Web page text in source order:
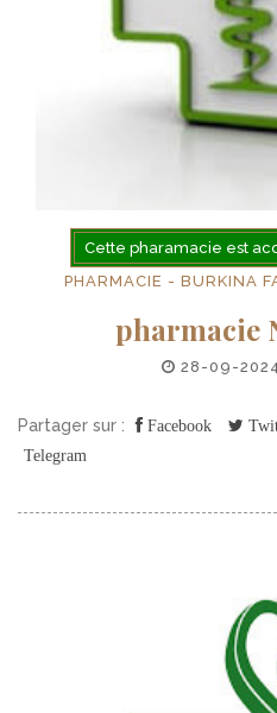
Cette pharamacie est
PHARMACIE - BURKINA
pharmacie
28-09-
Partager sur : Facebook
Telegram